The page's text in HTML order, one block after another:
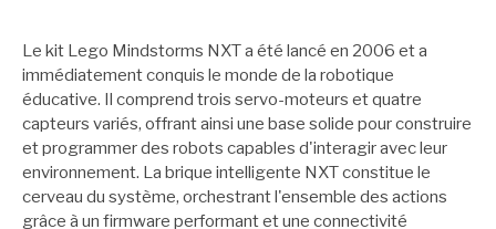
Le kit Lego Mindstorms NXT a été lancé en 2006 et a
immédiatement conquis le monde de la robotique
éducative. Il comprend trois servo-moteurs et quatre
capteurs variés, offrant ainsi une base solide pour construire
et programmer des robots capables d'interagir avec leur
environnement. La brique intelligente NXT constitue le
cerveau du système, orchestrant l'ensemble des actions
grâce à un firmware performant et une connectivité